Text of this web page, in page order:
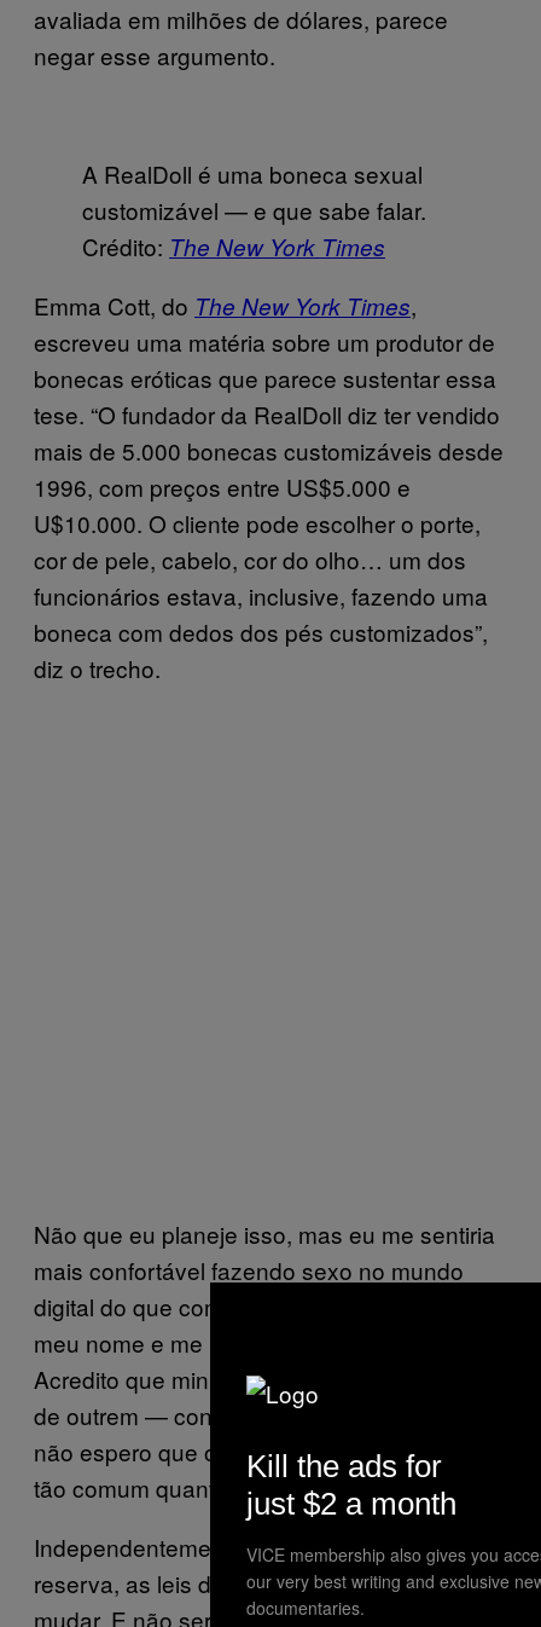
avaliada em milhões de dólares, parece
negar esse argumento.
A RealDoll é uma boneca sexual
customizável — e que sabe falar.
Crédito: The New York Times
Emma Cott, do The New York Times,
escreveu uma matéria sobre um produtor de
bonecas eróticas que parece sustentar essa
tese. “O fundador da RealDoll diz ter vendido
mais de 5.000 bonecas customizáveis desde
1996, com preços entre US$5.000 e
U$10.000. O cliente pode escolher o porte,
cor de pele, cabelo, cor do olho… um dos
funcionários estava, inclusive, fazendo uma
boneca com dedos dos pés customizados”,
diz o trecho.
Não que eu planeje isso, mas eu me sentiria
mais confortável fazendo sexo no mundo
digital do que com um robô real que geme
meu nome e me pergunta sobre meu dia.
Acredito que minha esposa — e os cônjuges
de outrem — concordariam. Por esse motivo
não espero que o sexo com robôs se torne
tão comum quanto o sexo virtual.
Independentemente do que o futuro nos
reserva, as leis da fidelidade estão prestes a
mudar. E não será por que as pessoas
Kill the ads for
just $2 a month
VICE membership also gives you
our very best writing and exclusive
documentaries.